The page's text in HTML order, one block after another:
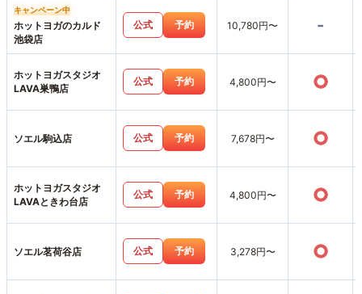
キャンペーン中
ホットヨガのカルド
池袋店
公式 予約 10,780円〜 -
ホットヨガスタジオ
LAVA巣鴨店
公式 予約 4,800円〜 ○
ソエル駒込店 公式 予約 7,678円〜 ○
ホットヨガスタジオ
LAVAときわ台店
公式 予約 4,800円〜 ○
ソエル茗荷谷店 公式 予約 3,278円〜 ○